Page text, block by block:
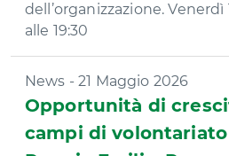
dell’organizzazione.
alle 19:30
News - 21 Maggio 2026
Opportunità di
campi di volontariato